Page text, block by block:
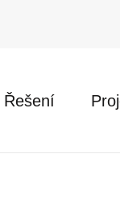
Řešení